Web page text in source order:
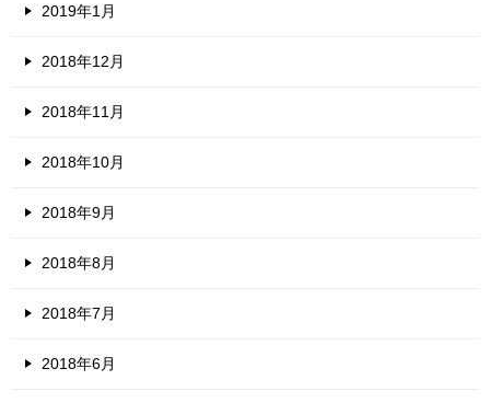
2019年1月
2018年12月
2018年11月
2018年10月
2018年9月
2018年8月
2018年7月
2018年6月